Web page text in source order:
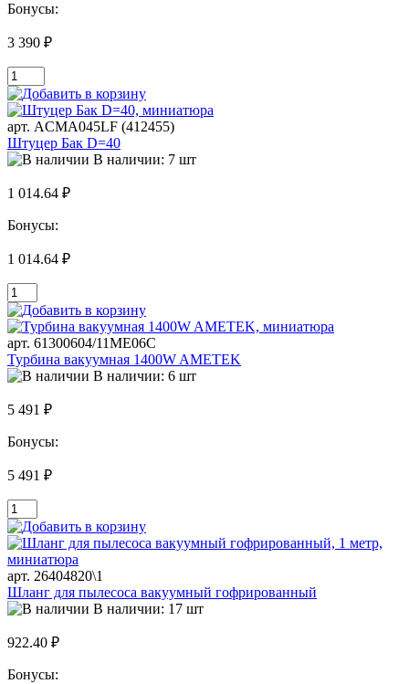
Бонусы:
3 390 ₽
арт. ACMA045LF (412455)
Штуцер Бак D=40
В наличии: 7 шт
1 014.64 ₽
Бонусы:
1 014.64 ₽
арт. 61300604/11ME06C
Турбина вакуумная 1400W AMETEK
В наличии: 6 шт
5 491 ₽
Бонусы:
5 491 ₽
арт. 26404820\1
Шланг для пылесоса вакуумный гофрированный
В наличии: 17 шт
922.40 ₽
Бонусы: